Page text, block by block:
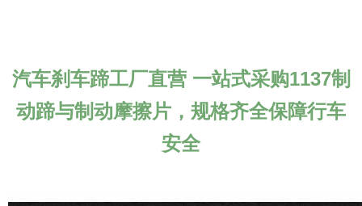
汽车刹车蹄工厂直营 一站式采购1137制
动蹄与制动摩擦片，规格齐全保障行车
安全